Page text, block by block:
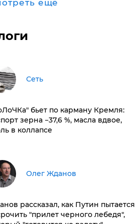
ещё
Сеть
бьет по карману Кремля:
зерна −37,6 %, масла вдвое,
в коллапсе
Олег Жданов
рассказал, как Путин пытается
"прилет черного лебедя",